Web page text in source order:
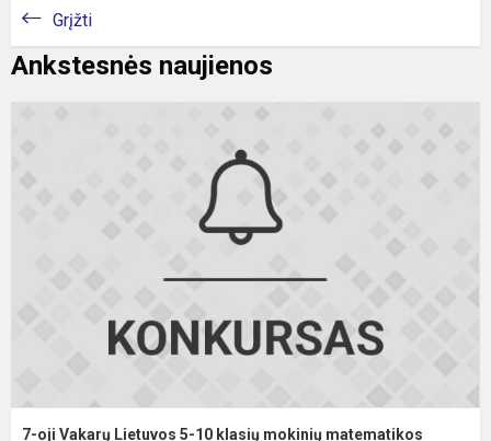
Grįžti
Ankstesnės naujienos
7-oji Vakarų Lietuvos 5-10 klasių mokinių matematikos